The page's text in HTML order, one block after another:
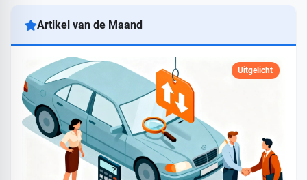
Artikel van de Maand
Uitgelicht